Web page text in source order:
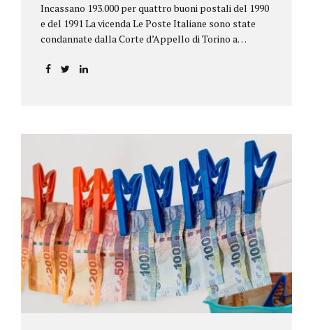
Incassano 193.000 per quattro buoni postali del 1990
e del 1991 La vicenda Le Poste Italiane sono state
condannate dalla Corte d’Appello di Torino a
per oltre 193.000,00 euro: la sentenza ribalta la
causa di una modifica dei rendimenti risalente al 1986,
precedente alla loro sottoscrizione, e di un timbro
che Poste aveva messo sopra la tabella, la quale
riportava un generico...